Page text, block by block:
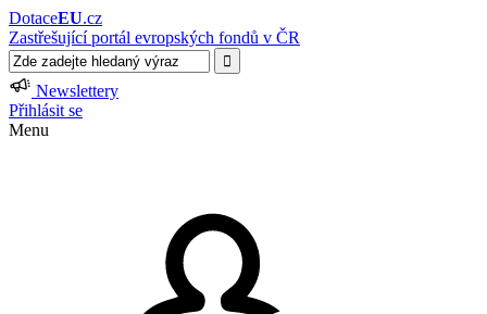
DotaceEU.cz
Zastřešující portál evropských fondů v ČR
Newslettery
Přihlásit se
Menu